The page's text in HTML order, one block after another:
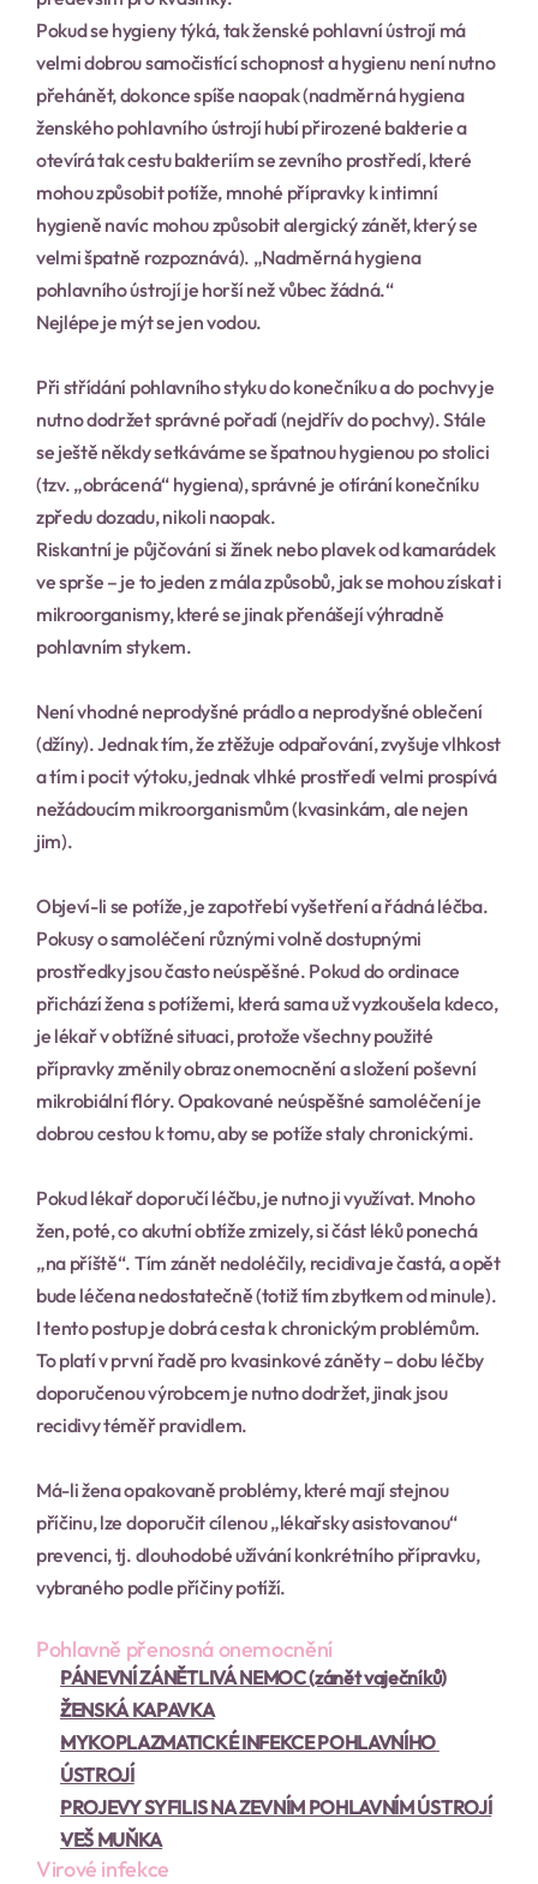
Pokud se hygieny týká, tak ženské pohlavní ústrojí má
velmi dobrou samočistící schopnost a hygienu není nutno
přehánět, dokonce spíše naopak (nadměrná hygiena
ženského pohlavního ústrojí hubí přirozené bakterie a
otevírá tak cestu bakteriím se zevního prostředí, které
mohou způsobit potíže, mnohé přípravky k intimní
hygieně navíc mohou způsobit alergický zánět, který se
velmi špatně rozpoznává). „Nadměrná hygiena
pohlavního ústrojí je horší než vůbec žádná.“
Nejlépe je mýt se jen vodou.
Při střídání pohlavního styku do konečníku a do pochvy je
nutno dodržet správné pořadí (nejdřív do pochvy). Stále
se ještě někdy setkáváme se špatnou hygienou po stolici
(tzv. „obrácená“ hygiena), správné je otírání konečníku
zpředu dozadu, nikoli naopak.
Riskantní je půjčování si žínek nebo plavek od kamarádek
ve sprše – je to jeden z mála způsobů, jak se mohou získat i
mikroorganismy, které se jinak přenášejí výhradně
pohlavním stykem.
Není vhodné neprodyšné prádlo a neprodyšné oblečení
(džíny). Jednak tím, že ztěžuje odpařování, zvyšuje vlhkost
a tím i pocit výtoku, jednak vlhké prostředí velmi prospívá
nežádoucím mikroorganismům (kvasinkám, ale nejen
jim).
Objeví-li se potíže, je zapotřebí vyšetření a řádná léčba.
Pokusy o samoléčení různými volně dostupnými
prostředky jsou často neúspěšné. Pokud do ordinace
přichází žena s potížemi, která sama už vyzkoušela kdeco,
je lékař v obtížné situaci, protože všechny použité
přípravky změnily obraz onemocnění a složení poševní
mikrobiální flóry. Opakované neúspěšné samoléčení je
dobrou cestou k tomu, aby se potíže staly chronickými.
Pokud lékař doporučí léčbu, je nutno ji využívat. Mnoho
žen, poté, co akutní obtíže zmizely, si část léků ponechá
„na příště“. Tím zánět nedoléčily, recidiva je častá, a opět
bude léčena nedostatečně (totiž tím zbytkem od minule).
I tento postup je dobrá cesta k chronickým problémům.
To platí v první řadě pro kvasinkové záněty – dobu léčby
doporučenou výrobcem je nutno dodržet, jinak jsou
recidivy téměř pravidlem.
Má-li žena opakovaně problémy, které mají stejnou
příčinu, lze doporučit cílenou „lékařsky asistovanou“
prevenci, tj. dlouhodobé užívání konkrétního přípravku,
vybraného podle příčiny potíží.
Pohlavně přenosná onemocnění
PÁNEVNÍ ZÁNĚTLIVÁ NEMOC (zánět vaječníků)
ŽENSKÁ KAPAVKA
MYKOPLAZMATICKÉ INFEKCE POHLAVNÍHO
ÚSTROJÍ
PROJEVY SYFILIS NA ZEVNÍM POHLAVNÍM ÚSTROJÍ
VEŠ MUŇKA
Virové infekce